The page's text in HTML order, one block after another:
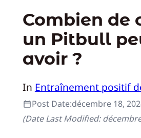
Combien de
un Pitbull
avoir ?
In Entraînement positif
Post Date:décembre 18,
(Date Last Modified: